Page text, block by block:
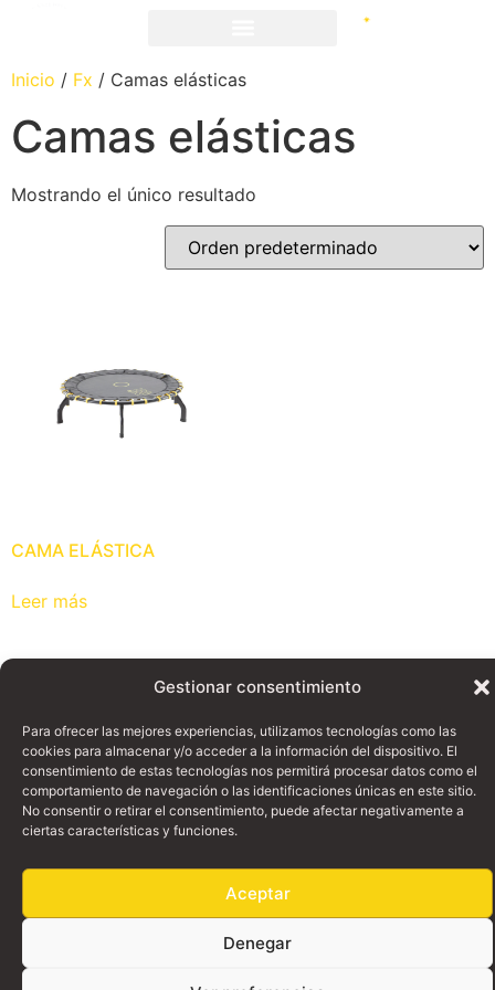
Gestionar consentimiento
Para ofrecer las mejores experiencias, utilizamos tecnologías como las
cookies para almacenar y/o acceder a la información del dispositivo. El
consentimiento de estas tecnologías nos permitirá procesar datos como el
comportamiento de navegación o las identificaciones únicas en este sitio.
No consentir o retirar el consentimiento, puede afectar negativamente a
ciertas características y funciones.
Aceptar
Denegar
Inicio / Fx / Camas elásticas
Camas elásticas
Mostrando el único resultado
CAMA ELÁSTICA
Leer más
© Copyright 1997 - 2024 | Walkalia · Filmmaking Supplies - Since 1997 |
All Rights Reserved |